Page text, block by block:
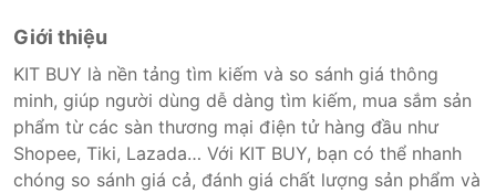
Giới thiệu
KIT BUY là nền tảng tìm kiếm và so sánh giá thông
minh, giúp người dùng dễ dàng tìm kiếm, mua sắm sản
phẩm từ các sàn thương mại điện tử hàng đầu như
Shopee, Tiki, Lazada… Với KIT BUY, bạn có thể nhanh
chóng so sánh giá cả, đánh giá chất lượng sản phẩm và